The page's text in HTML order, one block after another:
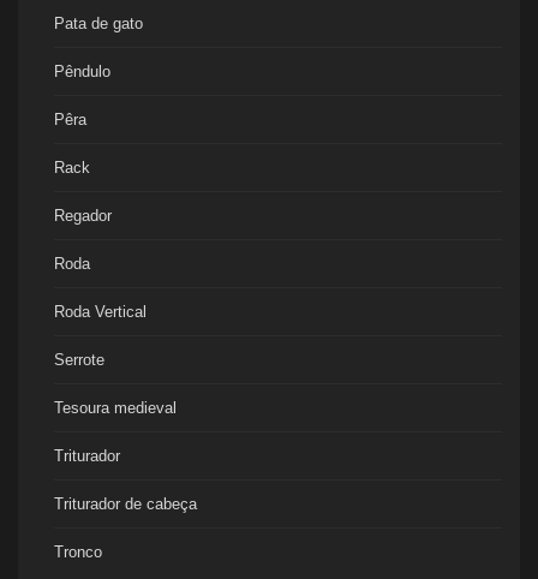
Pata de gato
Pêndulo
Pêra
Rack
Regador
Roda
Roda Vertical
Serrote
Tesoura medieval
Triturador
Triturador de cabeça
Tronco